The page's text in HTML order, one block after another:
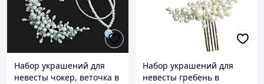
Набор украшений для
невесты чокер, веточка в
Набор украшений для
невесты гребень в